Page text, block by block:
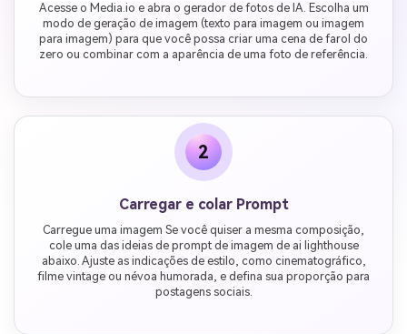
Acesse o Media.io e abra o gerador de fotos de IA. Escolha um
modo de geração de imagem (texto para imagem ou imagem
para imagem) para que você possa criar uma cena de farol do
zero ou combinar com a aparência de uma foto de referência.
2
Carregar e colar Prompt
Carregue uma imagem Se você quiser a mesma composição,
cole uma das ideias de prompt de imagem de ai lighthouse
abaixo. Ajuste as indicações de estilo, como cinematográfico,
filme vintage ou névoa humorada, e defina sua proporção para
postagens sociais.